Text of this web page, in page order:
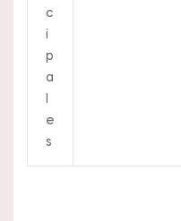
c
i
p
a
e
s